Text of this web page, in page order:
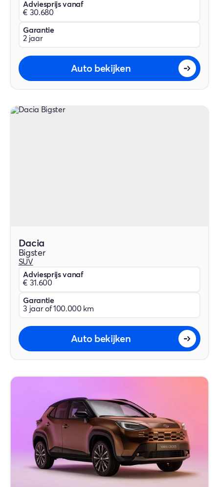
Adviesprijs vanaf
€ 30.680
Garantie
2 jaar
Auto bekijken
Dacia
Bigster
SUV
Adviesprijs vanaf
€ 31.600
Garantie
3 jaar of 100.000 km
Auto bekijken